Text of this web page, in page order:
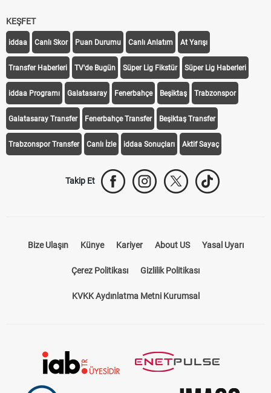
KEŞFET
iddaa Canlı Skor Puan Durumu Canlı Anlatım At Yarışı
Transfer Haberleri TV'de Bugün Süper Lig Fikstür Süper Lig Haberleri
iddaa Programı Galatasaray Fenerbahçe Beşiktaş Trabzonspor
Galatasaray Transfer Fenerbahçe Transfer Beşiktaş Transfer
Trabzonspor Transfer Canlı İzle iddaa Sonuçları Aktif Sayaç
Takip Et
Bize Ulaşın Künye Kariyer About US Yasal Uyarı
Çerez Politikası Gizlilik Politikası
KVKK Aydınlatma Metni Kurumsal